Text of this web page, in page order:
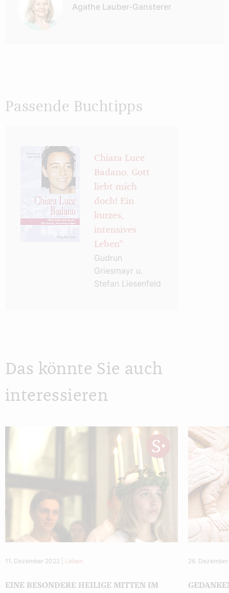
Agathe Lauber-Gansterer
Passende Buchtipps
Chiara Luce
Badano. Gott
liebt mich
doch! Ein
kurzes,
intensives
Leben“
Gudrun
Griesmayr u.
Stefan Liesenfeld
Das könnte Sie auch
interessieren
11. Dezember 2022 Leben
EINE BESONDERE HEILIGE MITTEN IM
26.